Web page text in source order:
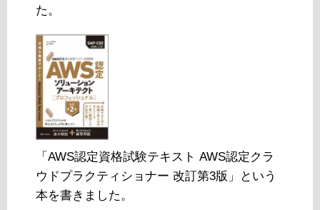
た。
「AWS認定資格試験テキスト AWS認定クラ
ウドプラクティショナー 改訂第3版」という
本を書きました。